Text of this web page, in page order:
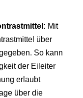
Mit
über
So kann
der Eileiter
erlaubt
über die